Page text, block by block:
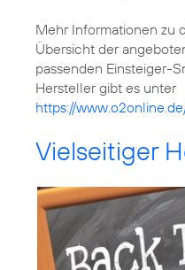
Mehr Informationen zu
Übersicht der
passenden Einsteiger-
Hersteller gibt es unter
https://
Vielseitiger